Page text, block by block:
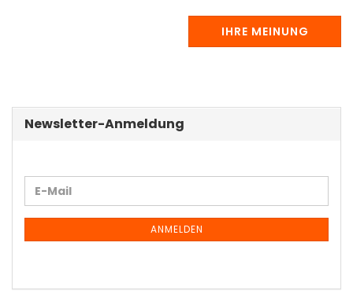
IHRE MEINUNG
Newsletter-Anmeldung
WEITER
ZUR
NEWSLETTER-
E-
Mail
ANMELDEN